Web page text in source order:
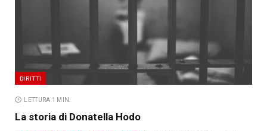
DIRITTI
LETTURA 1 MIN.
La storia di Donatella Hodo